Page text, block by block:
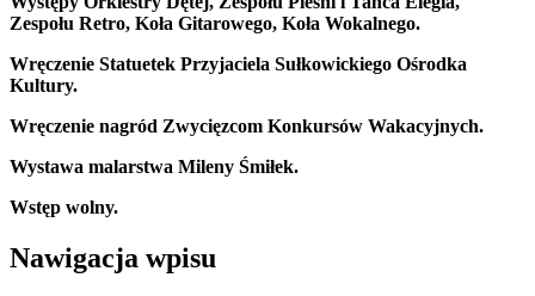
Zespołu Retro, Koła Gitarowego, Koła Wokalnego.
Wręczenie Statuetek Przyjaciela Sułkowickiego Ośrodka
Kultury.
Wręczenie nagród Zwycięzcom Konkursów Wakacyjnych.
Wystawa malarstwa Mileny Śmiłek.
Wstęp wolny.
Nawigacja wpisu